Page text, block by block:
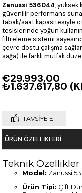
Zanussi 536044, yüksek
güvenilir performans
tabak/saat kapasitesiyle
tesislerinde yoğun
filtreleme sistemi
çevre dostu çalışma
sağa) ile farklı mutfak
€29.993,00
₺1.637.617,80
TAVSIYE ET
ÜRÜN ÖZELLIKLERI
Teknik Özellikler
Model: Zanussi
Ürün Tipi: Çift